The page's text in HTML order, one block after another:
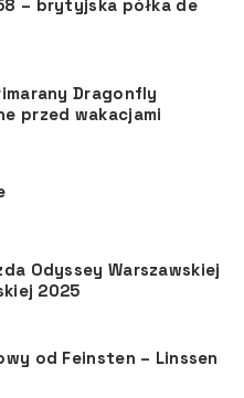
– brytyjska półka de
Dragonfly
przed wakacjami
Odyssey Warszawskiej
2025
od Feinsten – Linssen